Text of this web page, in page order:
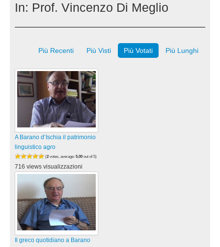
In: Prof. Vincenzo Di Meglio
Più Recenti Più Visti Più Votati Più Lunghi
A Barano d’Ischia il patrimonio
linguistico agro
(2 votes, average: 5,00 out of 5)
716 views visualizzazioni
Il greco quotidiano a Barano